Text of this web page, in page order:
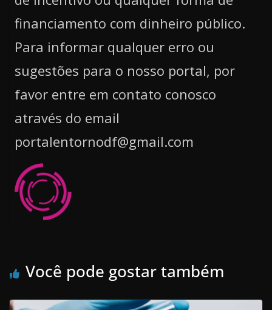
financiamento com dinheiro público.
Para informar qualquer erro ou
sugestões para o nosso portal, por
favor entre em contato conosco
através do email
portalentornodf@gmail.com
Você pode gostar também